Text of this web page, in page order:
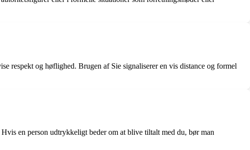
respekt og høflighed. Brugen af Sie signaliserer en vis distance og formel
en person udtrykkeligt beder om at blive tiltalt med du, bør man